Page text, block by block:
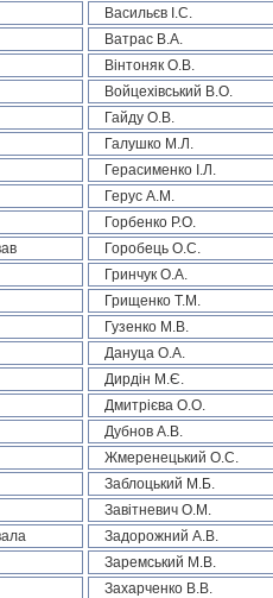
Васильєв І.С.
Ватрас В.А.
Вінтоняк О.В.
Войцехівський В.О.
Гайду О.В.
Галушко М.Л.
Герасименко І.Л.
Герус А.М.
Горбенко Р.О.
Горобець О.С.
Гринчук О.А.
Грищенко Т.М.
Гузенко М.В.
Дануца О.А.
Дирдін М.Є.
Дмитрієва О.О.
Дубнов А.В.
Жмеренецький О.С.
Заблоцький М.Б.
Завітневич О.М.
Задорожний А.В.
Заремський М.В.
Захарченко В.В.